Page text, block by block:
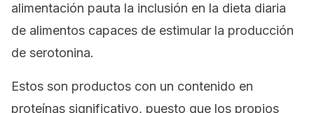
alimentación pauta la inclusión en la dieta diaria
de alimentos capaces de estimular la producción
de serotonina.
Estos son productos con un contenido en
proteínas significativo, puesto que los propios